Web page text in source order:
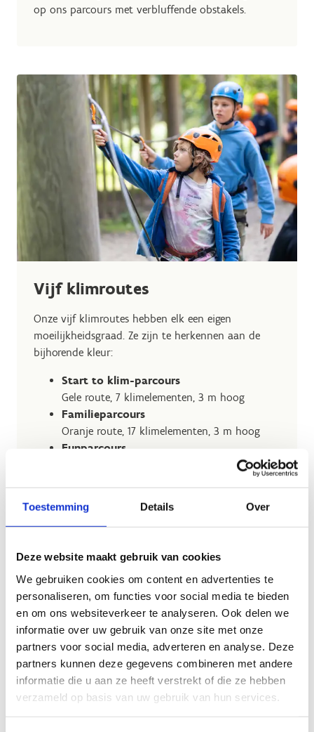
Toestemming Details Over
Deze website maakt gebruik van cookies
We gebruiken cookies om content en advertenties te
personaliseren, om functies voor social media te bieden
en om ons websiteverkeer te analyseren. Ook delen we
informatie over uw gebruik van onze site met onze
partners voor social media, adverteren en analyse. Deze
partners kunnen deze gegevens combineren met andere
informatie die u aan ze heeft verstrekt of die ze hebben
verzameld op basis van uw gebruik van hun services.
op ons parcours met verbluffende obstakels.
Vijf klimroutes
Onze vijf klimroutes hebben elk een eigen
moeilijkheidsgraad. Ze zijn te herkennen aan de
bijhorende kleur:
Start to klim-parcours
Gele route, 7 klimelementen, 3 m hoog
Familieparcours
Oranje route, 17 klimelementen, 3 m hoog
Funparcours
Groene route, 12 klimelementen, 4 m hoog
Waaghalsparcours
Het start to klim-parcours en het familieparcours
zijn beginnersparcours en zijn geschikt voor
iedereen vanaf 1m40 met de armen omhoog. De
drie andere parcours zijn voor de meer geoefende
klimmers en zijn geschikt voor iedereen vanaf
1m60.